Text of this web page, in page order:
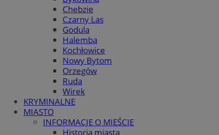
Chebzie
Czarny Las
Godula
Halemba
Kochłowice
Nowy Bytom
Orzegów
Ruda
Wirek
KRYMINALNE
MIASTO
INFORMACJE O MIEŚCIE
Historia miasta